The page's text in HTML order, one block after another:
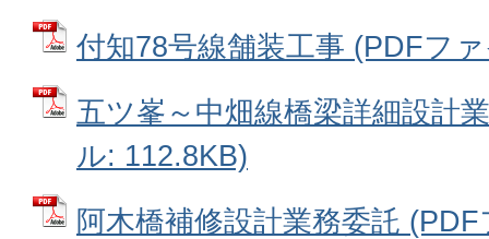
付知78号線舗装工事 (PDFフ
五ツ峯～中畑線橋梁詳細設計
ル: 112.8KB)
阿木橋補修設計業務委託